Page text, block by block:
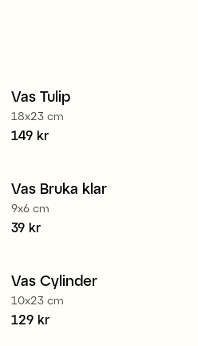
Vas Tulip
18x23 cm
Pris :149 kr
149 kr
Medlem 3 för 99 kr
Vas Bruka klar
9x6 cm
Pris:
39 kr
Vas Cylinder
10x23 cm
Pris :129 kr
129 kr